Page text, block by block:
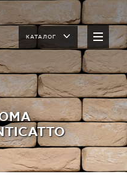
КАТАЛОГ